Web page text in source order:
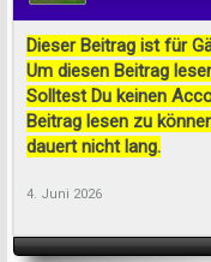
Dieser Beitrag ist für
Um diesen Beitrag
Solltest Du keinen
Beitrag lesen zu
dauert nicht lang.
4. Juni 2026